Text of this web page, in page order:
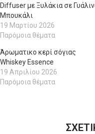
Diffuser με Ξυλάκια σε
Μπουκάλι
19 Μαρτίου 2026
Παρόμοια θέματα
Άρωματικο κερί σόγιας
Whiskey Essence
19 Απριλίου 2026
Παρόμοια θέματα